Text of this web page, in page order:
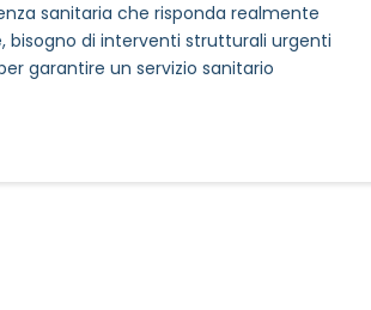
sanitaria che risponda realmente
bisogno di interventi strutturali urgenti
garantire un servizio sanitario